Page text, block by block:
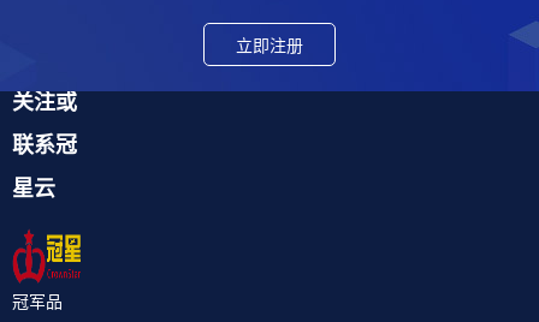
立即注册
关注或
联系冠
星云
冠军品